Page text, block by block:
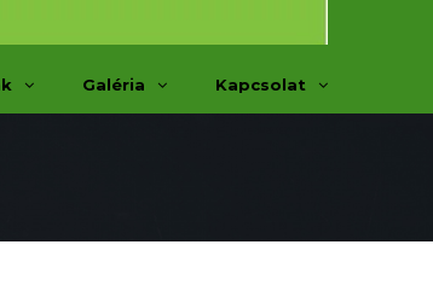
Galéria Kapcsolat